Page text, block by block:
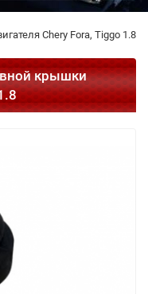
Chery Fora, Tiggo 1.8
крышки